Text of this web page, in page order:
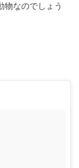
物なのでしょう